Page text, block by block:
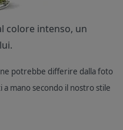
colore intenso, un
potrebbe differire dalla foto
mano secondo il nostro stile